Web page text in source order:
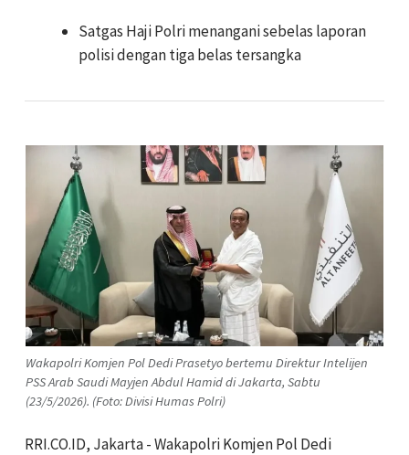
Satgas Haji Polri menangani sebelas laporan
polisi dengan tiga belas tersangka
Wakapolri Komjen Pol Dedi Prasetyo bertemu Direktur Intelijen
PSS Arab Saudi Mayjen Abdul Hamid di Jakarta, Sabtu
(23/5/2026). (Foto: Divisi Humas Polri)
RRI.CO.ID, Jakarta - Wakapolri Komjen Pol Dedi